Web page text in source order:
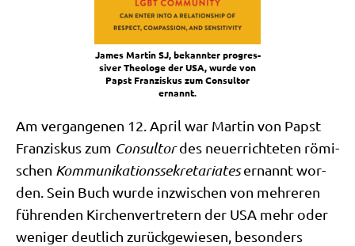
James Mar­tin SJ, bekann­ter pro­gres­
si­ver Theo­lo­ge der USA, wur­de von
Papst Fran­zis­kus zum Con­sul­tor
ernannt.
Am ver­gan­ge­nen 12. April war Mar­tin von Papst
Fran­zis­kus zum Con­sul­tordes neu­errich­te­ten römi­
schen Kom­mu­ni­ka­ti­ons­se­kre­ta­ria­tesernannt wor­
den. Sein Buch wur­de inzwi­schen von meh­re­ren
füh­ren­den Kir­chen­ver­tre­tern der USA mehr oder
weni­ger deut­lich zurück­ge­wie­sen, beson­ders